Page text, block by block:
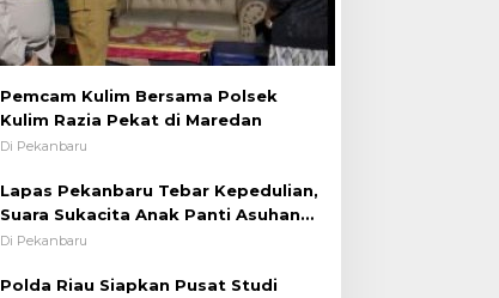
Pemcam Kulim Bersama Polsek
Kulim Razia Pekat di Maredan
Di Pekanbaru
Lapas Pekanbaru Tebar Kepedulian,
Suara Sukacita Anak Panti Asuhan
Kemuliaan Iringi Bantuan Sosial
Di Pekanbaru
Polda Riau Siapkan Pusat Studi